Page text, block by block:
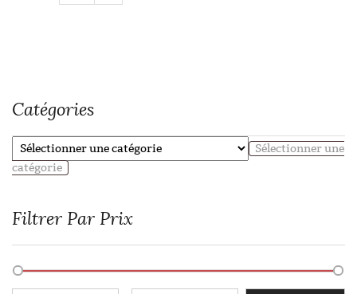
Catégories
Sélectionner une
catégorie
Filtrer Par Prix